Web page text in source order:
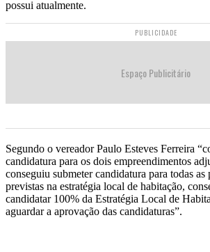
possui atualmente.
PUBLICIDADE
Espaço Publicitário
Segundo o vereador Paulo Esteves Ferreira
candidatura para os dois empreendimentos
conseguiu submeter candidatura para todas as
previstas na estratégia local de habitação,
candidatar 100% da Estratégia Local de
aguardar a aprovação das candidaturas”.